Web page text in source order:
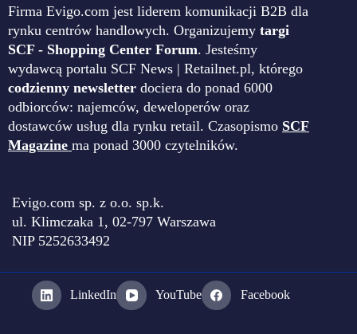
Firma Evigo.com jest liderem komunikacji B2B dla
rynku centrów handlowych. Organizujemy targi
SCF - Shopping Center Forum. Jesteśmy
wydawcą portalu SCF News | Retailnet.pl, którego
codzienny newsletter dociera do ponad 6000
odbiorców: najemców, deweloperów oraz
dostawców usług dla rynku retail. Czasopismo SCF
Magazine ma ponad 3000 czytelników.
Evigo.com sp. z o.o. sp.k.
ul. Klimczaka 1, 02-797 Warszawa
NIP 5252633492
LinkedIn YouTube Facebook